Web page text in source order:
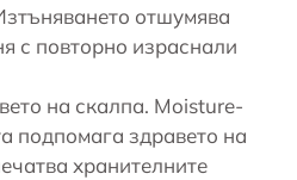
отшумява
с повторно израснали
на скалпа. Moisture-
подпомага здравето на
хранителните